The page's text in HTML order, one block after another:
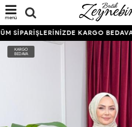
menü
SİPARİŞLERİNİZDE KARGO BEDAVA!
KARGO
BEDAVA